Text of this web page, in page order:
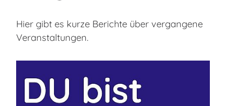
Hier gibt es kurze Berichte über vergangene
Veranstaltungen.